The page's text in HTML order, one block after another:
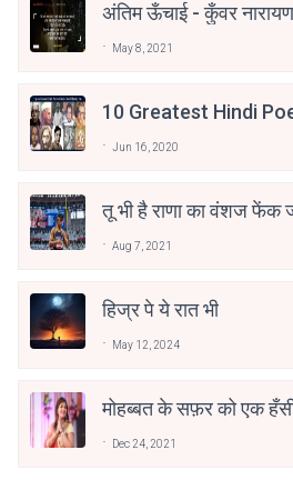
अंतिम ऊँचाई - कुँवर
May 8, 2021
10 Greatest Hindi
Jun 16, 2020
तू भी है राणा का वंशज फेंक
Aug 7, 2021
हिज्र पे ये रात भी
May 12, 2024
मोहब्बत के सफ़र को एक
Dec 24, 2021